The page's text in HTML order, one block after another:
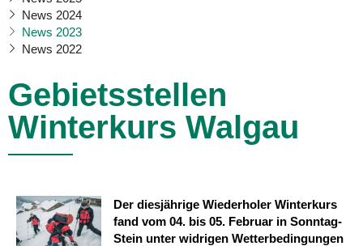
News 2024
News 2023
News 2022
Gebietsstellen
Winterkurs Walgau
Der diesjährige Wiederholer Winterkurs
fand vom 04. bis 05. Februar in Sonntag-
Stein unter widrigen Wetterbedingungen